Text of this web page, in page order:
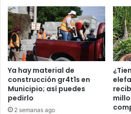
Ya hay material de
construcción gr4t1s en
Municipio; así puedes
pedirlo
2 semanas ago